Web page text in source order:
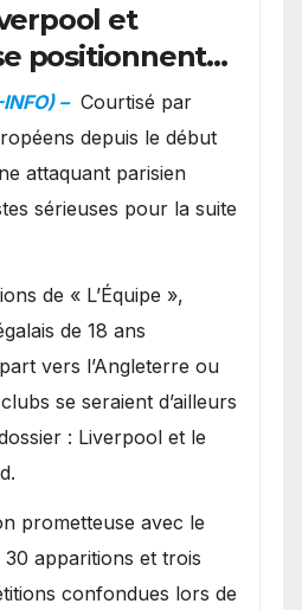
et
positionnent
recruter
– Courtisé par
depuis le début
attaquant parisien
sérieuses pour la suite
de « L’Équipe »,
de 18 ans
vers l’Angleterre ou
se seraient d’ailleurs
: Liverpool et le
prometteuse avec le
apparitions et trois
confondues lors de